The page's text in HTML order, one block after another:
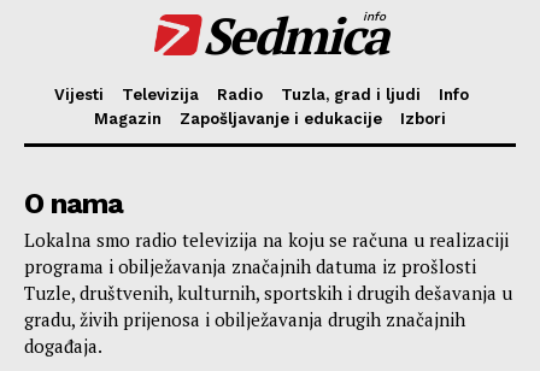
Sedmica
info
Vijesti Televizija Radio Tuzla, grad i ljudi
Info
Magazin
Zapošljavanje i edukacije Izbori
O nama
Lokalna smo radio televizija na koju se računa u realizaciji
programa i obilježavanja značajnih datuma iz prošlosti
Tuzle, društvenih, kulturnih, sportskih i drugih dešavanja u
gradu, živih prijenosa i obilježavanja drugih značajnih
događaja.